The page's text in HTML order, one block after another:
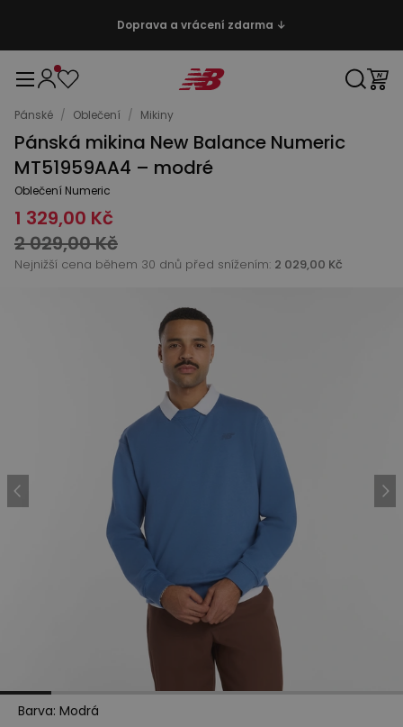
Doprava a vrácení zdarma ↓
Pánské / Oblečení / Mikiny
Pánská mikina New Balance Numeric
MT51959AA4 – modré
Oblečení Numeric
1 329,00 Kč
2 029,00 Kč
Nejnižší cena během 30 dnů před snížením: 2 029,00 Kč
Barva: Modrá